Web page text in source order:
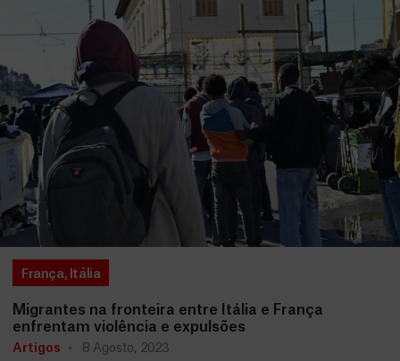
França, Itália
Migrantes na fronteira entre Itália e França
enfrentam violência e expulsões
Artigos 8 Agosto, 2023